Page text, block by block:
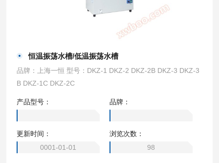
恒温振荡水槽/低温振荡水槽
品牌：上海一恒 型号：DKZ-1 DKZ-2 DKZ-2B DKZ-3 DKZ-3
B DKZ-1C DKZ-2C
产品型号： 品牌：
更新时间：
0001-01-01
浏览次数：
98